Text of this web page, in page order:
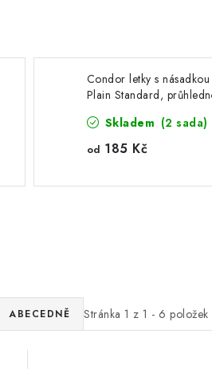
Condor letky s násadkou
Plain Standard,
Skladem (2 sada)
od 185 Kč
Stránka 1 z 1 - 6 položek
ABECEDNĚ